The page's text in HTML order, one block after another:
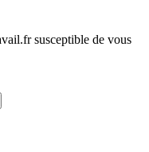
susceptible de vous